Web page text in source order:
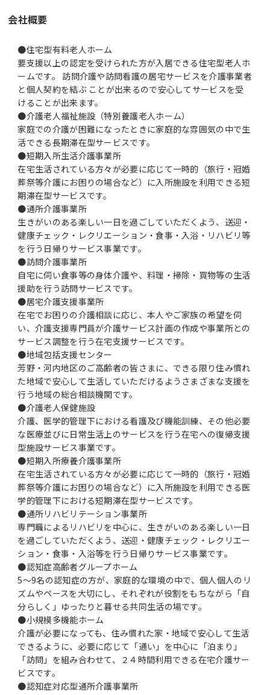
会社概要
●住宅型有料老人ホーム
要支援以上の認定を受けられた方が入居できる住宅型老人ホ
ームです。 訪問介護や訪問看護の居宅サービスを介護事業者
と個人契約を結ぶ ことが出来るので安心してサービスを受
けることが出来ます。
●介護老人福祉施設（特別養護老人ホーム）
家庭での介護が困難になったときに家庭的な雰囲気の中で生
活できる長期滞在型サービスです。
●短期入所生活介護事業所
在宅生活されている方々が必要に応じて一時的（旅行・冠婚
葬祭等介護にお困りの場合など）に入所施設を利用できる短
期滞在型サービスです。
●通所介護事業所
生きがいのある楽しい一日を過ごしていただくよう、送迎・
健康チェック・レクリエーション・食事・入浴・リハビリ等
を行う日帰りサービス事業です。
●訪問介護事業所
自宅に伺い食事等の身体介護や、料理・掃除・買物等の生活
援助を行う訪問サービスです。
●居宅介護支援事業所
在宅でお困りの介護相談に応じ、本人やご家族の希望を伺
い、介護支援専門員が介護サービス計画の作成や事業所との
サービス調整を行う在宅支援サービスです。
●地域包括支援センター
芳野・河内地区のご高齢者の皆さまに、できる限り住み慣れ
た地域で安心して生活していただけるようさまざまな支援を
行う地域の総合相談機関です。
●介護老人保健施設
介護、医学的管理下における看護及び機能訓練、その他必要
な医療並びに日常生活上のサービスを行う在宅への復帰支援
型施設サービス事業です。
●短期入所療養介護事業所
在宅生活されている方々が必要に応じて一時的（旅行・冠婚
葬祭等介護にお困りの場合など）に入所施設を利用できる医
学的管理下における短期滞在型サービスです。
●通所リハビリテーション事業所
専門職によるリハビリを中心に、生きがいのある楽しい一日
を過ごしていただくよう、送迎・健康チェック・レクリエー
ション・食事・入浴等を行う日帰りサービス事業です。
●認知症高齢者グループホーム
5～9名の認知症の方が、家庭的な環境の中で、個人個人のリ
ズムやペースを大切にし、それぞれが役割をもちながら「自
分らしく」ゆったりと暮せる共同生活の場です。
●小規模多機能ホーム
介護が必要になっても、住み慣れた家・地域で安心して生活
できるように、必要に応じて「通い」を中心に「泊まり」
「訪問」を組み合わせて、２４時間利用できる在宅介護サー
ビスです。
●認知症対応型通所介護事業所